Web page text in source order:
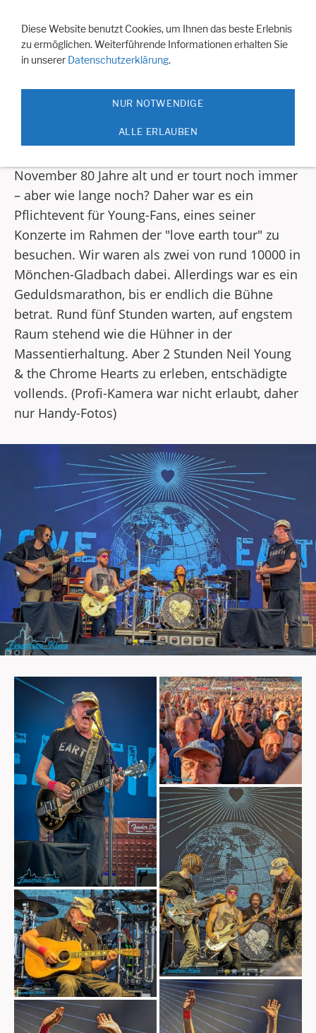
Neil Young
Neil Young & the Chrome Hearts
Vielleicht war es die letzte Gelegenheit ihn
November 80 Jahre alt und er tourt noch immer
– aber wie lange noch? Daher war es ein
Pflichtevent für Young-Fans, eines seiner
Konzerte im Rahmen der "love earth tour" zu
besuchen. Wir waren als zwei von rund 10000 in
Mönchen-Gladbach dabei. Allerdings war es ein
Geduldsmarathon, bis er endlich die Bühne
betrat. Rund fünf Stunden warten, auf engstem
Raum stehend wie die Hühner in der
Massentierhaltung. Aber 2 Stunden Neil Young
& the Chrome Hearts zu erleben, entschädigte
vollends. (Profi-Kamera war nicht erlaubt, daher
nur Handy-Fotos)
Diese Website benutzt Cookies, um Ihnen das beste Erlebnis
zu ermöglichen. Weiterführende Informationen erhalten Sie
in unserer Datenschutzerklärung.
NUR NOTWENDIGE
ALLE ERLAUBEN